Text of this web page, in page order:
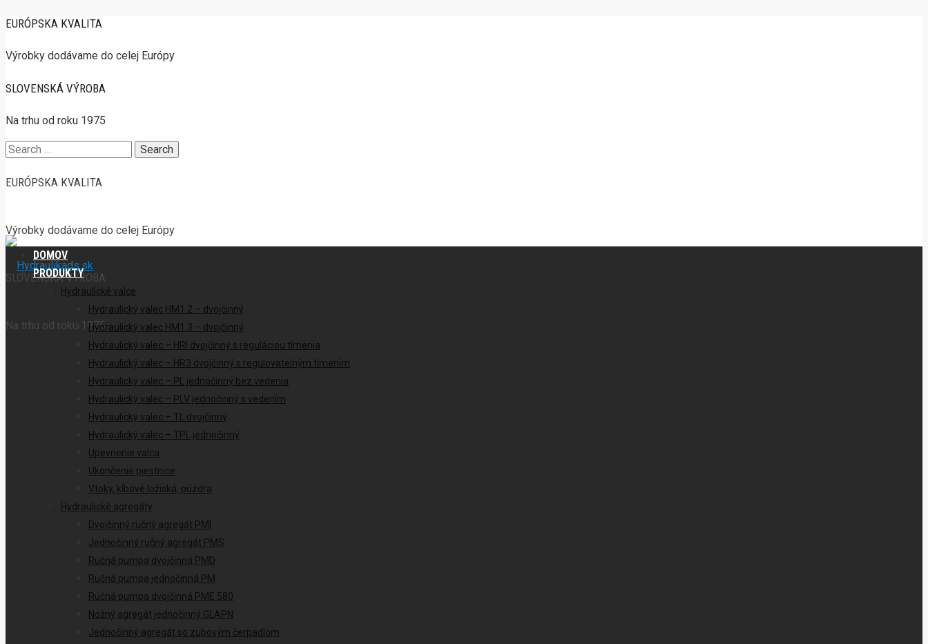
EURÓPSKA KVALITA
Výrobky dodávame do celej Európy
SLOVENSKÁ VÝROBA
Na trhu od roku 1975
Search
EURÓPSKA KVALITA
Výrobky dodávame do celej Európy
SLOVENSKÁ VÝROBA
Na trhu od roku 1975
DOMOV
PRODUKTY
Hydraulické valce
Hydraulický valec HM1.2 – dvojčinný
Hydraulický valec HM1.3 – dvojčinný
Hydraulický valec – HRI dvojčinný s reguláciou tlmenia
Hydraulický valec – HR3 dvojčinný s regulovatelným tlmením
Hydraulický valec – PL jednočinný bez vedenia
Hydraulický valec – PLV jednočinný s vedením
Hydraulický valec – TL dvojčinný
Hydraulický valec – TPL jednočinný
Upevnenie valca
Ukončenie piestnice
Vtoky, kĺbové ložiská, púzdra
Hydraulické agregáty
Dvojčinný ručný agregát PMI
Jednočinný ručný agregát PMS
Ručná pumpa dvojčinná PMD
Ručná pumpa jednočinná PM
Ručná pumpa dvojčinná PME 580
Nožný agregát jednočinný GLAPN
Jednočinný agregát so zubovým čerpadlom